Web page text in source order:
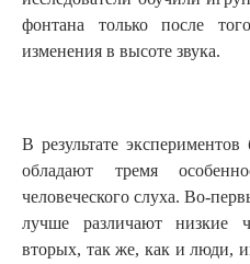
фонтана только после
изменения в высоте звука.
В результате
обладают тремя
человеческого слуха. Во-
лучше различают низкие
вторых, так же, как и люди,